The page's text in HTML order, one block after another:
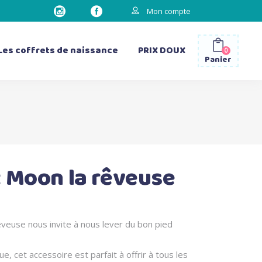
Mon compte
les bavettes d’épaule
les matelas à langer
coffrets de naissance PRIX DOUX
Panier
0
la rêveuse
nous invite à nous lever du bon pied
cet accessoire est parfait à offrir à tous les